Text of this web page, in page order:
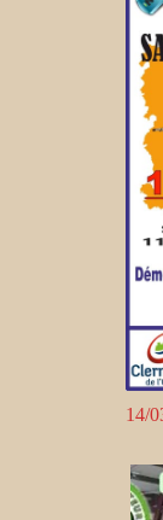
14/